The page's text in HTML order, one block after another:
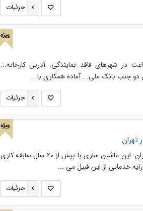
جزئیات
ویژه
واردات و پخش چسب کاغذ دیواری پارسیک. ‎ارسال کمتر ۲۴ ساعت در شهرهای فاقد نمایندگی. ‎آدرس کارخانه::.
جزئیات
ویژه
ساخت جک بالابر ، ساخت جك آسانسور ، ساخت جک جرثقيل در تهران. اين ماشین سازی با بيش از 20 سال سابقه كاري
خدماتي از اين فبيل مي ...
جزئیات